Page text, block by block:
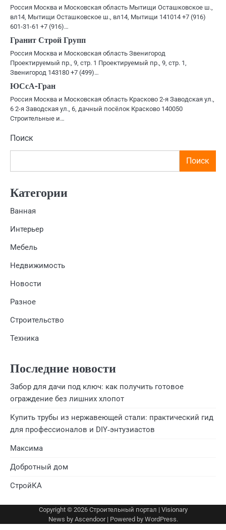
Россия Москва и Московская область Мытищи Осташковское ш.,
вл14, Мытищи Осташковское ш., вл14, Мытищи 141014 +7 (916)
601-31-61 +7 (916)…
Гранит Строй Групп
Россия Москва и Московская область Звенигород
Проектируемый пр., 9, стр. 1 Проектируемый пр., 9, стр. 1,
Звенигород 143180 +7 (499)…
ЮСсА-Гран
Россия Москва и Московская область Красково 2-я Заводская ул.,
6 2-я Заводская ул., 6, дачный посёлок Красково 140050
Строительные и…
Поиск
Поиск
Категории
Ванная
Интерьер
Мебель
Недвижимость
Новости
Разное
Строительство
Техника
Последние новости
Забор для дачи под ключ: как получить готовое
ограждение без лишних хлопот
Купить трубы из нержавеющей стали: практический гид
для профессионалов и DIY‑энтузиастов
Максима
Добротный дом
СтройКА
Copyright © 2026 Строительный портал | Visionary
News by Ascendoor| Powered by WordPress.